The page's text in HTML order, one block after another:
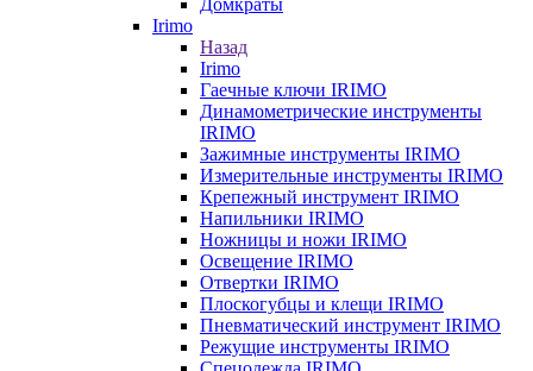
Домкраты
Irimo
Назад
Irimo
Гаечные ключи IRIMO
Динамометрические инструменты
IRIMO
Зажимные инструменты IRIMO
Измерительные инструменты IRIMO
Крепежный инструмент IRIMO
Напильники IRIMO
Ножницы и ножи IRIMO
Освещение IRIMO
Отвертки IRIMO
Плоскогубцы и клещи IRIMO
Пневматический инструмент IRIMO
Режущие инструменты IRIMO